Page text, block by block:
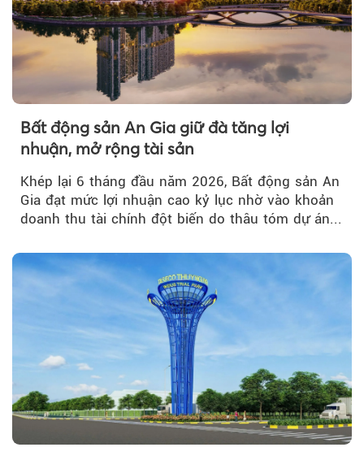
Bất động sản An Gia giữ đà tăng lợi
nhuận, mở rộng tài sản
Khép lại 6 tháng đầu năm 2026, Bất động sản An
Gia đạt mức lợi nhuận cao kỷ lục nhờ vào khoản
doanh thu tài chính đột biến do thâu tóm dự án...